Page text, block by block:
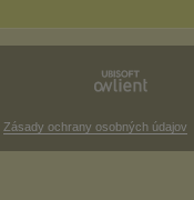
Zásady ochrany osobných údajov